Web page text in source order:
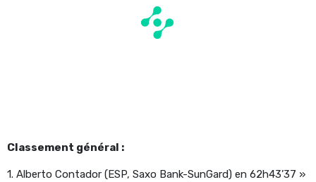
Classement général :
1. Alberto Contador (ESP, Saxo Bank-SunGard) en 62h43’37 »